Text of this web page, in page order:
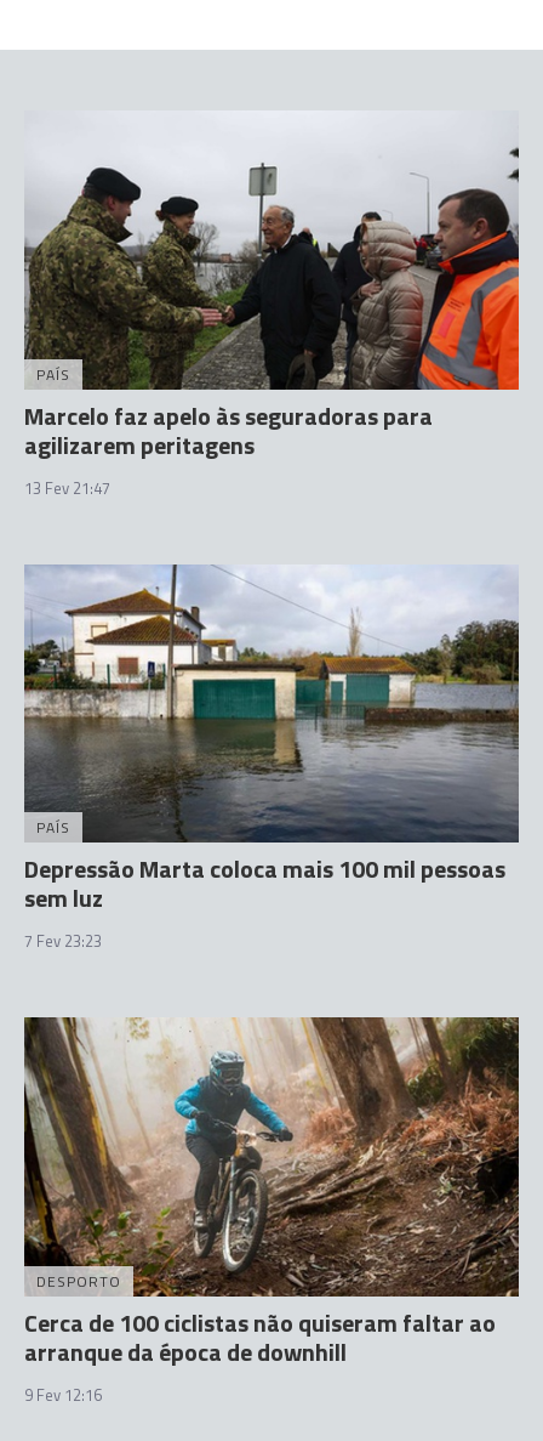
PAÍS
Marcelo faz apelo às seguradoras para
agilizarem peritagens
13 Fev 21:47
PAÍS
Depressão Marta coloca mais 100 mil pessoas
sem luz
7 Fev 23:23
DESPORTO
Cerca de 100 ciclistas não quiseram faltar ao
arranque da época de downhill
9 Fev 12:16